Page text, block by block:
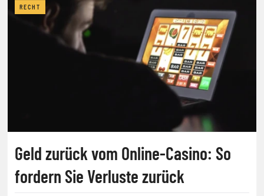
RECHT
Geld zurück vom Online-Casino: So
fordern Sie Verluste zurück